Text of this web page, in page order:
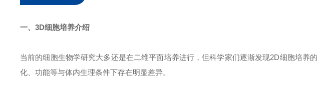
一、 3D细胞培养介绍
当前的细胞生物学研究大多还是在二维平面培养进行，但科学家们逐渐发现2D细胞培养
化、功能等与体内生理条件下存在明显差异。